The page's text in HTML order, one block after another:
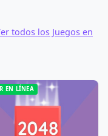
todos los Juegos en
EN LÍNEA